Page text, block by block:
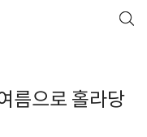
름으로 홀라당